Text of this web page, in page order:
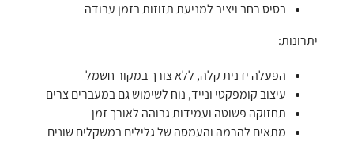
בסיס רחב ויציב למניעת תזוזות בזמן עבודה
יתרונות:
הפעלה ידנית קלה, ללא צורך במקור חשמל
עיצוב קומפקטי ונייד, נוח לשימוש גם במעברים צרים
תחזוקה פשוטה ועמידות גבוהה לאורך זמן
מתאים להרמה והעמסה של גלילים במשקלים שונים